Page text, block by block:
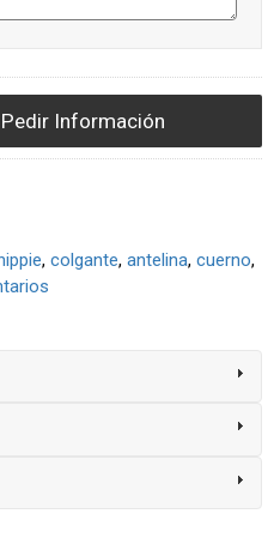
Pedir Información
colgante antelina cuerno